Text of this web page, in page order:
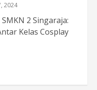
2024
2 Singaraja:
Kelas Cosplay